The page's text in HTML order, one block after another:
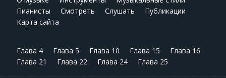
Пианисты
Смотреть Слушать
Публикации
Карта сайта
Глава 4 Глава 5 Глава 10 Глава 15
Глава 16
Глава 21
Глава 22 Глава 24 Глава 25